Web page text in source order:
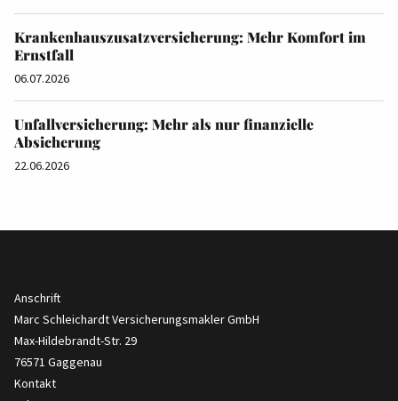
Krankenhauszusatzversicherung: Mehr Komfort im
Ernstfall
06.07.2026
Unfallversicherung: Mehr als nur finanzielle
Absicherung
22.06.2026
Anschrift
Marc Schleichardt Versicherungsmakler GmbH
Max-Hildebrandt-Str. 29
76571 Gaggenau
Kontakt